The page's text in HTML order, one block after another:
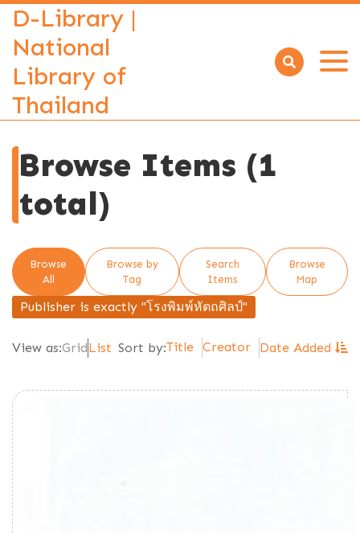
D-Library |
National
Library of
Thailand
Open
Browse Items (1
total)
Browse
All
Browse by
Tag
Search
Items
Browse
Map
Publisher is exactly "โรงพิมพ์หัตถศิลป์"
View as:GridList Sort by:Title Creator Date Added